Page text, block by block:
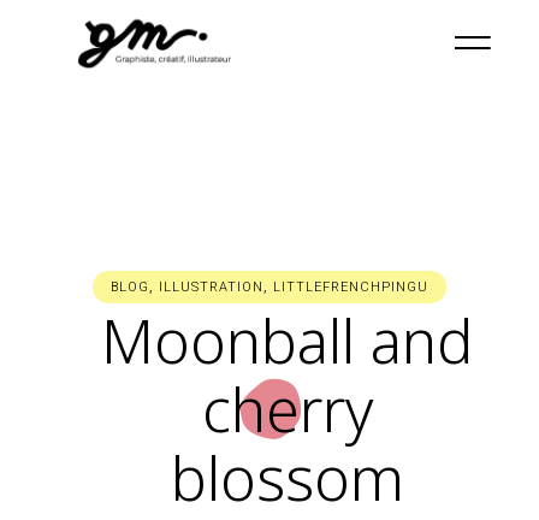
BLOG, ILLUSTRATION, LITTLEFRENCHPINGU
Moonball and
cherry
blossom